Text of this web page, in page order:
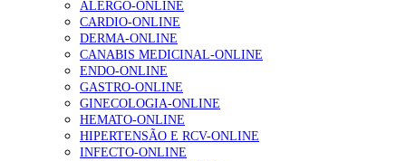
gesto conta e cada profissional faz a diferença”
202 visualizações
Alguns milhares de utentes podem ficar sem médico de
família com nova regras do registo, alerta associação
155 visualizações
ALERGO-ONLINE
CARDIO-ONLINE
DERMA-ONLINE
CANABIS MEDICINAL-ONLINE
ENDO-ONLINE
GASTRO-ONLINE
GINECOLOGIA-ONLINE
HEMATO-ONLINE
HIPERTENSÃO E RCV-ONLINE
INFECTO-ONLINE